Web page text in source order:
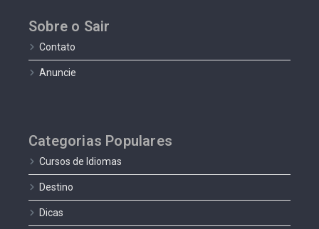
Sobre o Sair
Contato
Anuncie
Categorias Populares
Cursos de Idiomas
Destino
Dicas